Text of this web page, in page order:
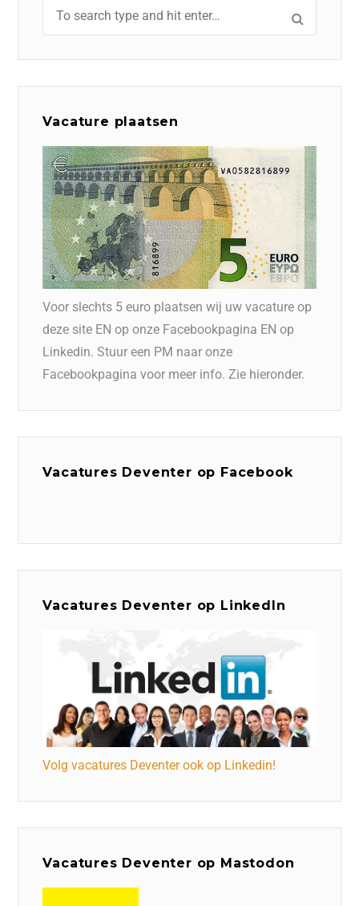
Vacature plaatsen
Voor slechts 5 euro plaatsen wij uw vacature op
deze site EN op onze Facebookpagina EN op
Linkedin. Stuur een PM naar onze
Facebookpagina voor meer info. Zie hieronder.
Vacatures Deventer op Facebook
Vacatures Deventer op LinkedIn
Volg vacatures Deventer ook op Linkedin!
Vacatures Deventer op Mastodon